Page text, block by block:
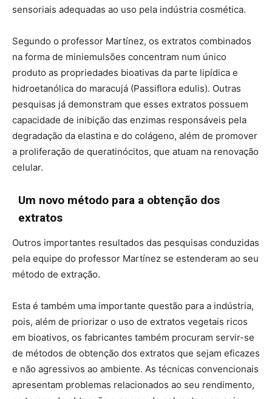
sensoriais adequadas ao uso pela indústria cosmética.
Segundo o professor Martínez, os extratos combinados
na forma de miniemulsões concentram num único
produto as propriedades bioativas da parte lipídica e
hidroetanólica do maracujá (Passiflora edulis). Outras
pesquisas já demonstram que esses extratos possuem
capacidade de inibição das enzimas responsáveis pela
degradação da elastina e do colágeno, além de promover
a proliferação de queratinócitos, que atuam na renovação
celular.
Um novo método para a obtenção dos
extratos
Outros importantes resultados das pesquisas conduzidas
pela equipe do professor Martínez se estenderam ao seu
método de extração.
Esta é também uma importante questão para a indústria,
pois, além de priorizar o uso de extratos vegetais ricos
em bioativos, os fabricantes também procuram servir-se
de métodos de obtenção dos extratos que sejam eficazes
e não agressivos ao ambiente. As técnicas convencionais
apresentam problemas relacionados ao seu rendimento,